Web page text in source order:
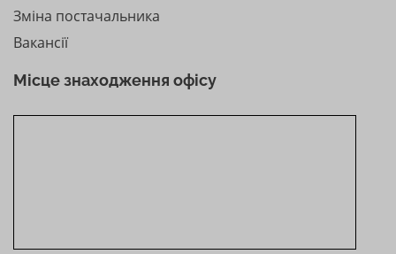
Зміна постачальника
Вакансії
Місце знаходження офісу